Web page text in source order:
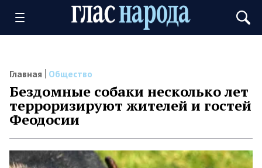
Главная Общество
Бездомные собаки несколько лет
терроризируют жителей и гостей
Феодосии